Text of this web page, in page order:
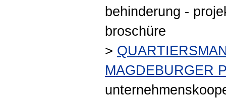
behinderung -
broschüre
>
MAGDEBURGER